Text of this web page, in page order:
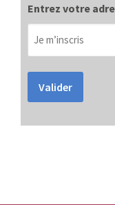
Entrez votre
Valider